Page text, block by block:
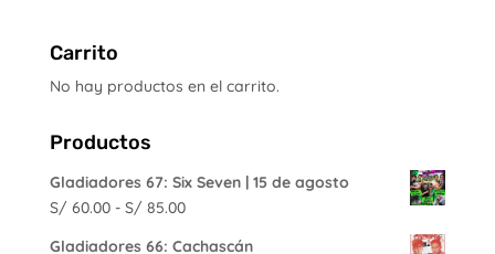
Carrito
No hay productos en el carrito.
Productos
Gladiadores 67: Six Seven | 15 de agosto
S/ 60.00 - S/ 85.00Rango
Gladiadores 66: Cachascán